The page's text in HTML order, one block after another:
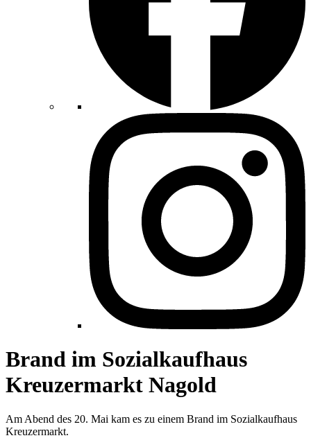
Brand im Sozialkaufhaus
Kreuzermarkt Nagold
Am Abend des 20. Mai kam es zu einem Brand im Sozialkaufhaus
Kreuzermarkt.